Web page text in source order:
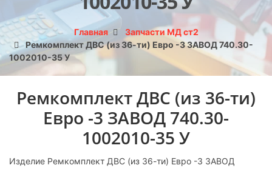
Главная
Запчасти МД ст2
Ремкомплект ДВС (из 36-ти) Евро -3 ЗАВОД 740.30-
1002010-35 У
Ремкомплект ДВС (из 36-ти)
Евро -3 ЗАВОД 740.30-
1002010-35 У
Изделие Ремкомплект ДВС (из 36-ти) Евро -3 ЗАВОД